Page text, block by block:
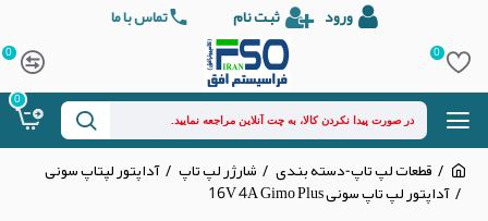
ورود ثبت نام تماس با ما
0
0
0
قطعات لپ تاپ-دسته بندی شارژر لپ تاپ آداپتور لپتاپ سونی
آداپتور لپ تاپ سونی 16V 4A Gimo Plus